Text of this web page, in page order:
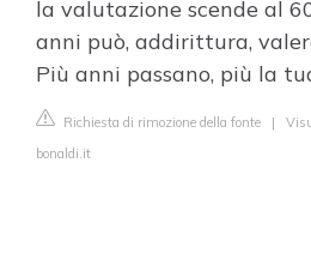
la valutazione scende al
anni può, addirittura,
Più anni passano, più la
Richiesta di rimozione della fonte |
bonaldi.it